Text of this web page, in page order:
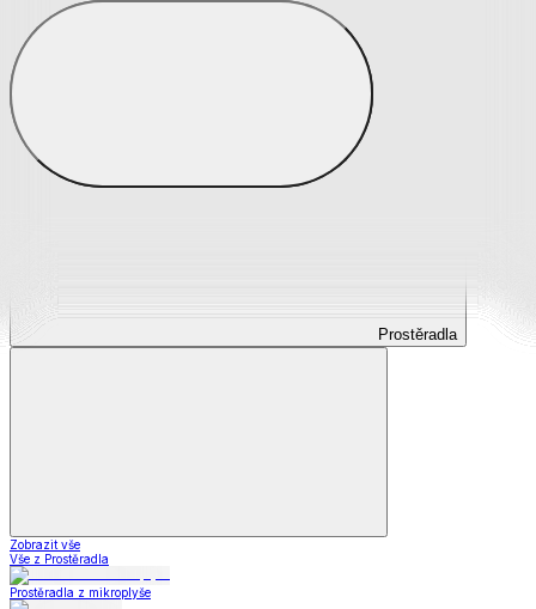
Prostěradla
Prostěradla
Zobrazit vše
Vše z Prostěradla
Prostěradla z mikroplyše